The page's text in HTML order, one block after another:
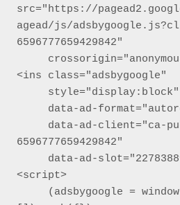
src="https://
agead/js/
6596777659429842"
<ins class="adsbygoogle"
6596777659429842"
<script>